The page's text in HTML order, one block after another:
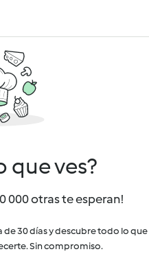
que ves?
000 otras te esperan!
30 días y descubre todo lo que
Sin compromiso.